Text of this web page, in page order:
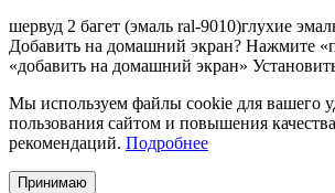
шервуд 2 багет (эмаль ral-9010)глухие
Добавить на домашний экран? Нажмите
«добавить на домашний экран»
Мы используем файлы cookie для вашего
пользования сайтом и повышения качества
рекомендаций. Подробнее
Принимаю